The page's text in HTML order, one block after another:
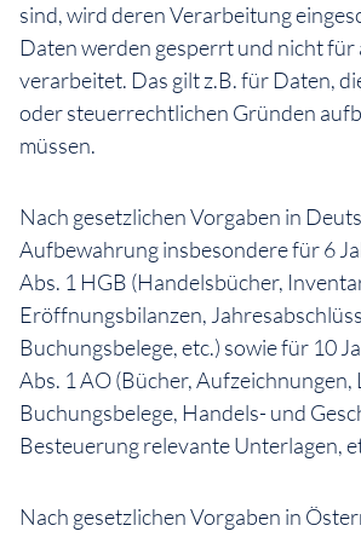
sind, wird deren Verarbeitung
Daten werden gesperrt und nicht für
verarbeitet. Das gilt z.B. für Daten,
oder steuerrechtlichen Gründen
müssen.
Nach gesetzlichen Vorgaben in
Aufbewahrung insbesondere für 6
Abs. 1 HGB (Handelsbücher,
Eröffnungsbilanzen,
Buchungsbelege, etc.) sowie für 10
Abs. 1 AO (Bücher, Aufzeichnungen,
Buchungsbelege, Handels- und
Besteuerung relevante Unterlagen,
Nach gesetzlichen Vorgaben in